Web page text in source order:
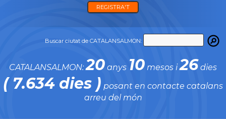
REGISTRA'T
Buscar ciutat de CATALANSALMON:
CATALANSALMON:20 anys 10 mesos i26 dies
( 7.634 dies ) posant en contacte catalans
arreu del món